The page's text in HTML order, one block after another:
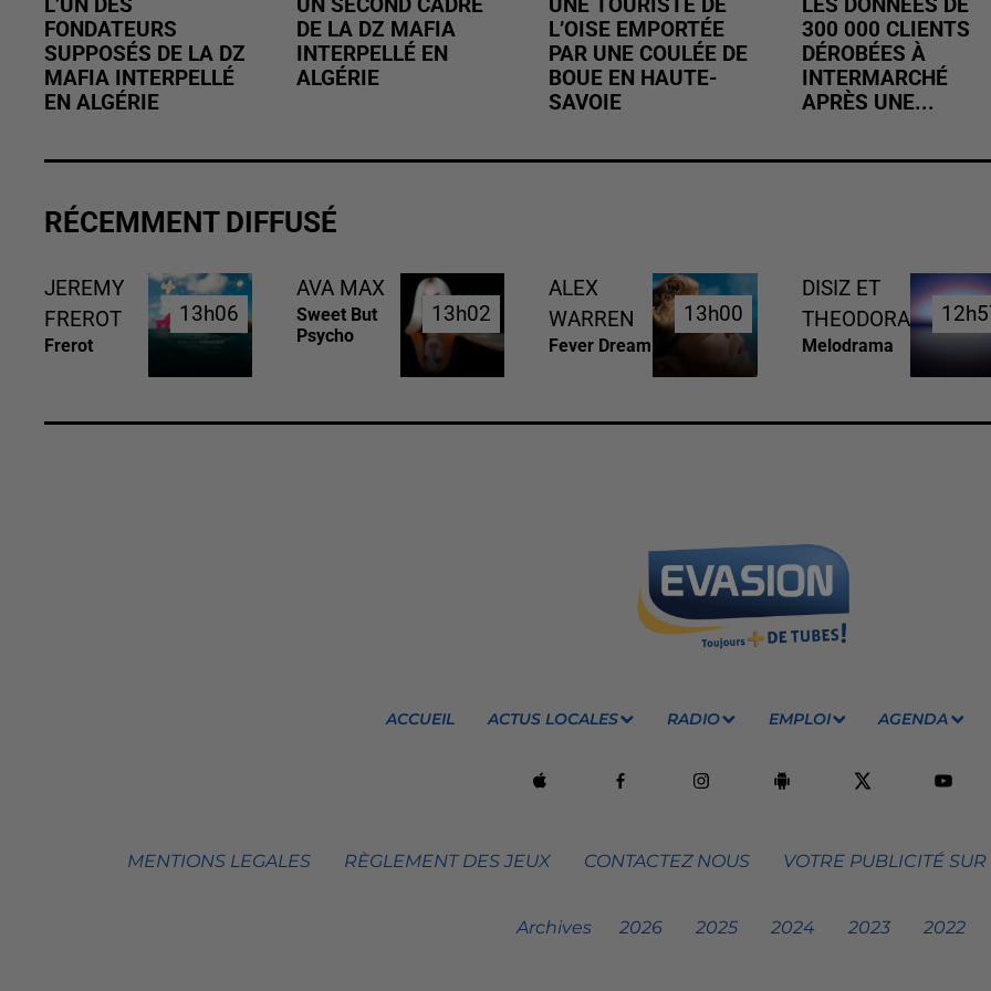
L’UN DES
FONDATEURS
SUPPOSÉS DE LA DZ
MAFIA INTERPELLÉ
EN ALGÉRIE
UN SECOND CADRE
DE LA DZ MAFIA
INTERPELLÉ EN
ALGÉRIE
UNE TOURISTE DE
L’OISE EMPORTÉE
PAR UNE COULÉE DE
BOUE EN HAUTE-
SAVOIE
LES DONNÉES DE
300 000 CLIENTS
DÉROBÉES À
INTERMARCHÉ
APRÈS UNE...
RÉCEMMENT DIFFUSÉ
JEREMY
FREROT
Frerot
13h06
13h06
AVA MAX
Sweet But
Psycho
13h02
13h02
ALEX
WARREN
Fever Dream
13h00
13h00
DISIZ ET
THEODORA
Melodrama
ACCUEIL ACTUS LOCALES RADIO EMPLOI AGENDA
MENTIONS LEGALES RÈGLEMENT DES JEUX CONTACTEZ NOUS VOTRE PUBLICITÉ
Archives 2026 2025 2024 2023 2022